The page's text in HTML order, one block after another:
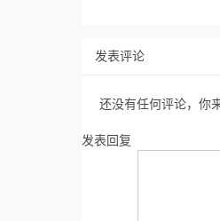
发表评论
还没有任何评论，你
发表回复